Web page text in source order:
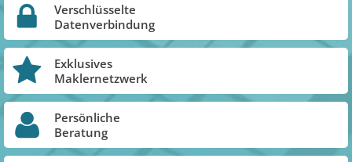
Verschlüsselte
Datenverbindung
Exklusives
Maklernetzwerk
Persönliche
Beratung